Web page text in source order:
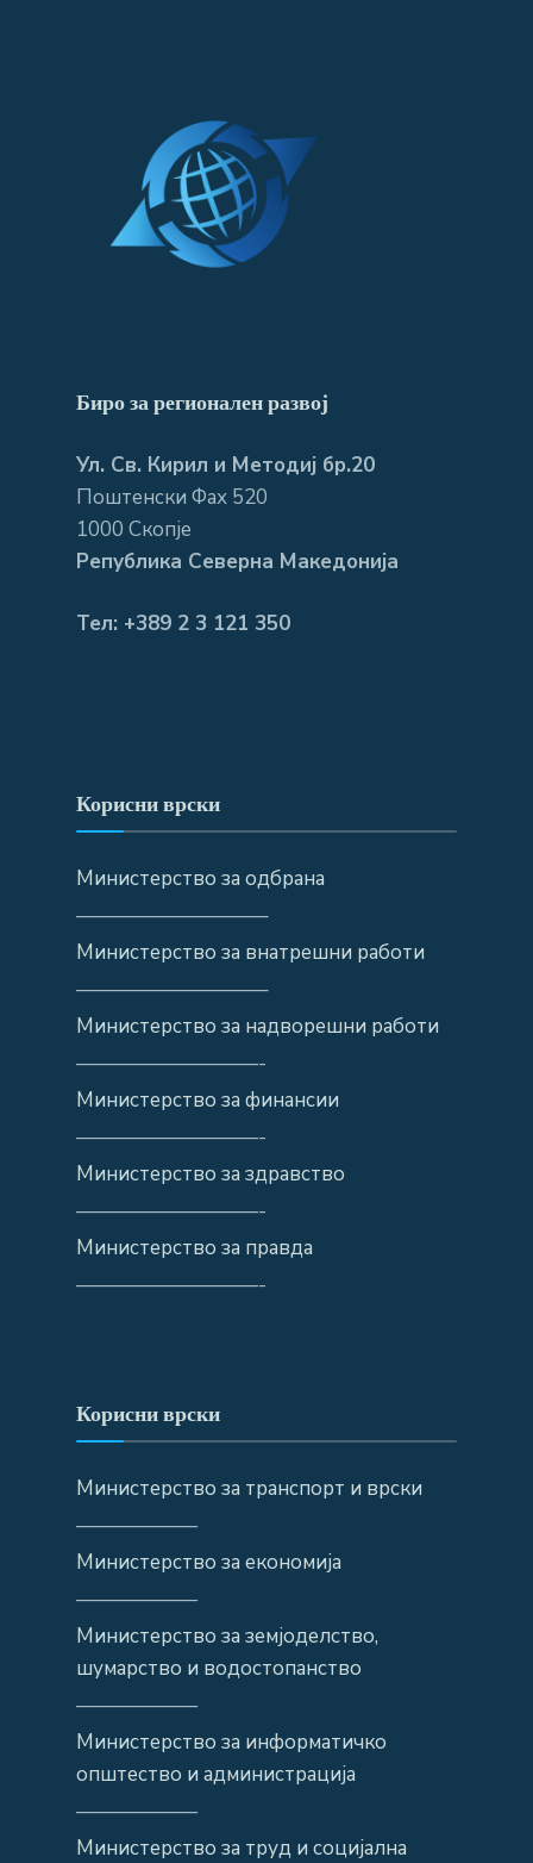
Биро за регионален развој
Ул. Св. Кирил и Методиј бр.20
Поштенски Фах 520
1000 Скопје
Република Северна Македонија
Тел: +389 2 3 121 350
Корисни врски
Министерство за одбрана
—————————–
Министерство за внатрешни работи
—————————–
Министерство за надворешни работи
—————————-
Министерство за финансии
—————————-
Министерство за здравство
—————————-
Министерство за правда
—————————-
Корисни врски
Министерство за транспорт и врски
——————
Министерство за економија
——————
Министерство за земјоделство,
шумарство и водостопанство
——————
Министерство за информатичко
општество и администрација
——————
Министерство за труд и социјална